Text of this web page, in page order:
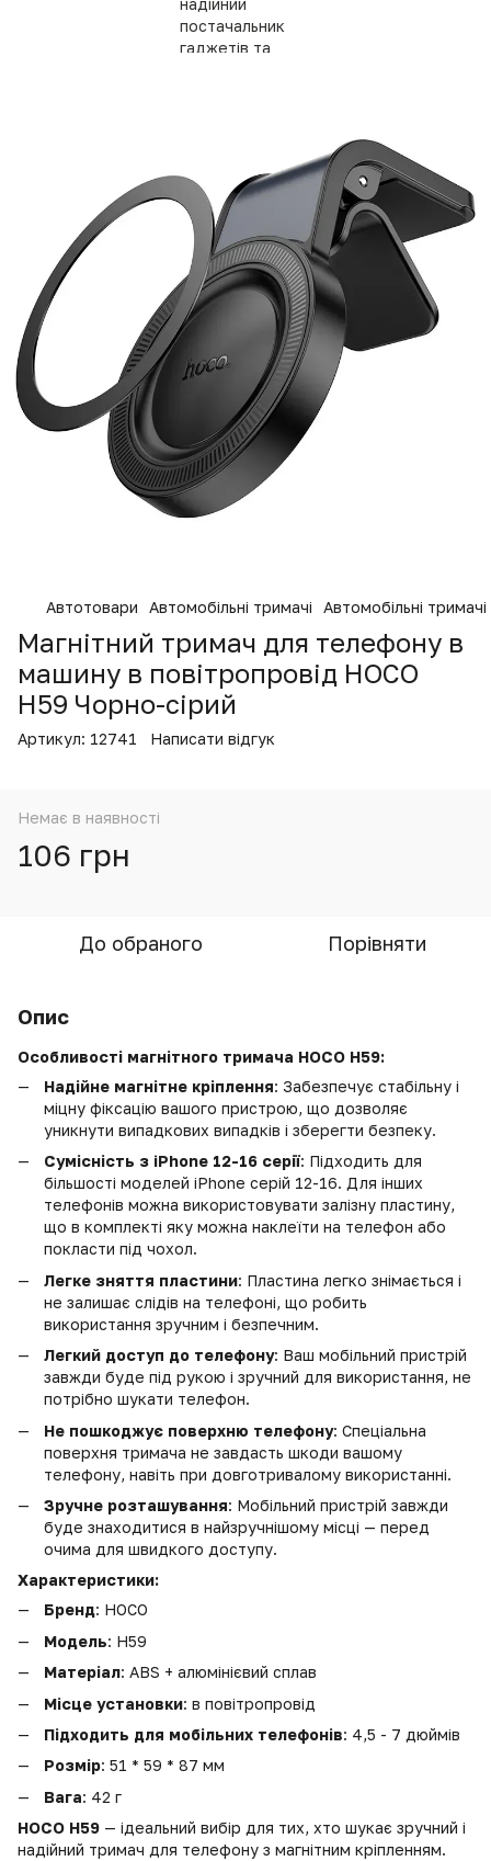
Автотовари Автомобільні тримачі Автомобільні
Магнітний тримач для телефону в
машину в повітропровід HOCO
H59 Чорно-сірий
Артикул: 12741 Написати відгук
Немає в наявності
106 грн
До обраного Порівняти
Опис
Особливості магнітного тримача HOCO H59:
Надійне магнітне кріплення: Забезпечує стабільну і
міцну фіксацію вашого пристрою, що дозволяє
уникнути випадкових випадків і зберегти безпеку.
Сумісність з iPhone 12-16 серії: Підходить для
більшості моделей iPhone серій 12-16. Для інших
телефонів можна використовувати залізну пластину,
що в комплекті яку можна наклеїти на телефон або
покласти під чохол.
Легке зняття пластини: Пластина легко знімається і
не залишає слідів на телефоні, що робить
використання зручним і безпечним.
Легкий доступ до телефону: Ваш мобільний пристрій
завжди буде під рукою і зручний для використання, не
потрібно шукати телефон.
Не пошкоджує поверхню телефону: Спеціальна
поверхня тримача не завдасть шкоди вашому
телефону, навіть при довготривалому використанні.
Зручне розташування: Мобільний пристрій завжди
буде знаходитися в найзручнішому місці — перед
очима для швидкого доступу.
Характеристики:
Бренд: HOCO
Модель: H59
Матеріал: ABS + алюмінієвий сплав
Місце установки: в повітропровід
Підходить для мобільних телефонів: 4,5 - 7 дюймів
Розмір: 51 * 59 * 87 мм
Вага: 42 г
HOCO H59 — ідеальний вибір для тих, хто шукає зручний і
надійний тримач для телефону з магнітним кріпленням.